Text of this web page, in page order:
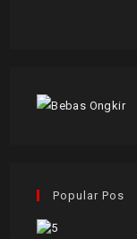
Popular Pos